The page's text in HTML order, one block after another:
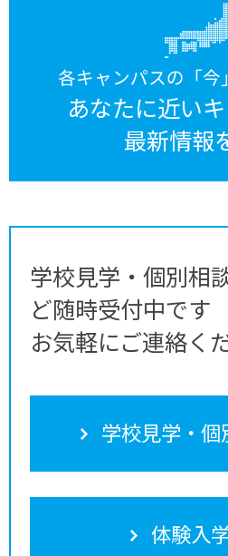
各キャンパスの「今
あなたに近い
最新情報
学校見学・個別相
ど随時受付中です
お気軽にご連絡く
学校見学・個
体験入